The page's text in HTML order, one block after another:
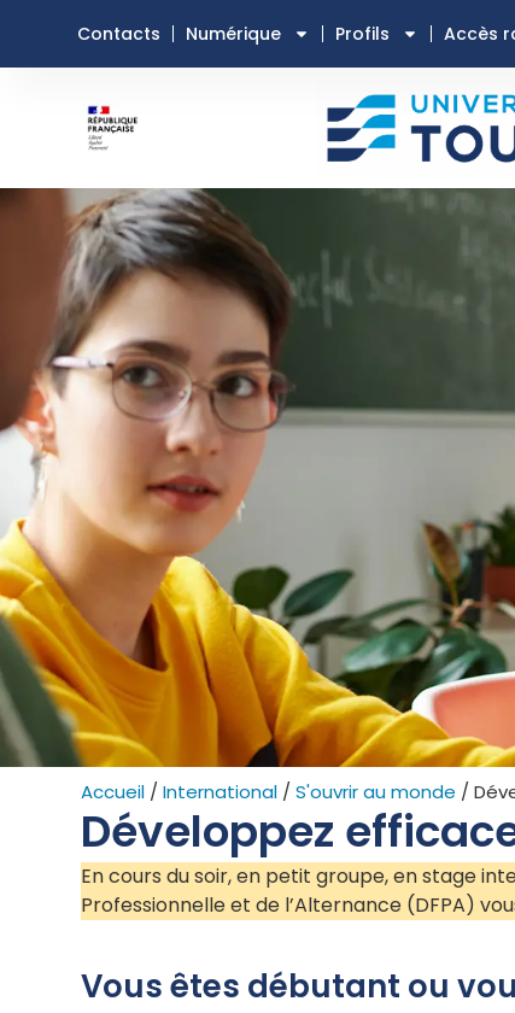
Contacts Numérique Profils Accès
Accueil /International /S'ouvrir au monde /
Développez
En cours du soir, en petit groupe, en stage
Professionnelle et de l’Alternance (DFPA)
Vous êtes débutant ou